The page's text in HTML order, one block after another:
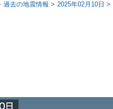
過去の地震情報 2025年02月10日